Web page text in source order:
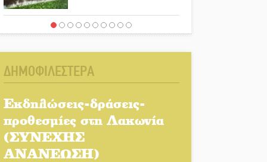
Ένα «ταξίδι» τέχνης και
Τα Λαγκάδια κρατούν
πέτρας
Στους ρυθμούς της
Ελεωνόρας Ζουγανέλη το
ΔΗΜΟΦΙΛΕΣΤΕΡΑ
Εκδηλώσεις-δράσεις-
προθεσμίες στη Λακωνία
(ΣΥΝΕΧΗΣ
ΑΝΑΝΕΩΣΗ)